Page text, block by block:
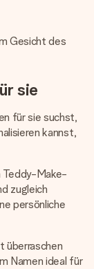
Gesicht des
sie
für sie suchst,
kannst,
Teddy-Make-
zugleich
persönliche
überraschen
Namen ideal für